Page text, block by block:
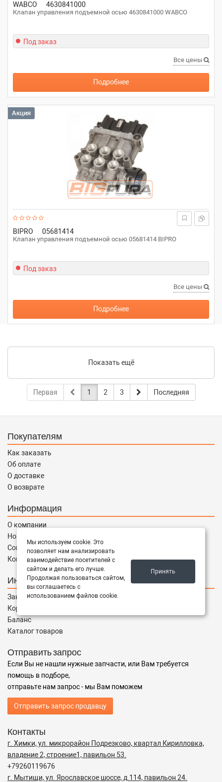
WABCO 4630841000
Клапан управления подъемной осью 4630841000 WABCO
Под заказ
Все цены
Подробнее
BIPRO 05681414
Клапан управления подъемной осью 05681414 BIPRO
Акция
Под заказ
Все цены
Подробнее
Показать ещё
Первая 1 2 3 Последняя
Покупателям
Как заказать
Об оплате
О доставке
О возврате
Информация
О компании
Новости
Соглашение
Контакты
Интернет магазин
Заказы
Корзина
Баланс
Каталог товаров
Отправить запрос
Если Вы не нашли нужные запчасти, или Вам требуется
помощь в подборе,
отправьте нам запрос - мы Вам поможем
Отправить запрос продавцу
Контакты
г. Химки, ул. микрорайон Подрезково, квартал Кирилловка,
владение 2, строение1, павильон 53.
+79260119676
г. Мытищи, ул. Ярославское шоссе, д.114, павильон 24.
Мы используем cookie. Это
позволяет нам анализировать
взаимодействие посетителей с
сайтом и делать его лучше.
Продолжая пользоваться сайтом,
вы соглашаетесь с
использованием файлов cookie.
Принять